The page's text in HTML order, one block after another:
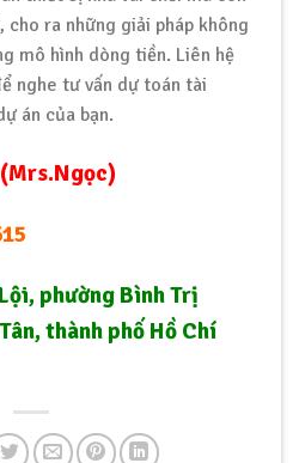
cho ra những giải pháp không
mô hình dòng tiền. Liên hệ
nghe tư vấn dự toán tài
án của bạn.
phường Bình Trị
thành phố Hồ Chí